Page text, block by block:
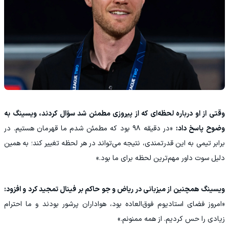
وقتی از او درباره لحظه‌ای که از پیروزی مطمئن شد سؤال کردند، ویسینگ به
وضوح پاسخ داد:
«در دقیقه ۹۸ بود که مطمئن شدم ما قهرمان هستیم. در
برابر تیمی به این قدرتمندی، نتیجه می‌تواند در هر لحظه تغییر کند؛ به همین
دلیل سوت داور مهم‌ترین لحظه برای ما بود.»
ویسینگ همچنین از میزبانی در ریاض و جو حاکم بر فینال تمجید کرد و افزود:
«امروز فضای استادیوم فوق‌العاده بود، هواداران پرشور بودند و ما احترام
زیادی را حس کردیم. از همه ممنونم.»